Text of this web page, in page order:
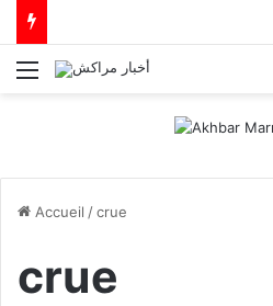
Menu
Accueil /crue
crue